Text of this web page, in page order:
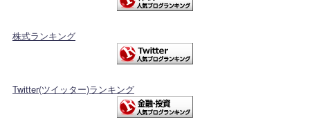
株式ランキング
Twitter(ツイッター)ランキング